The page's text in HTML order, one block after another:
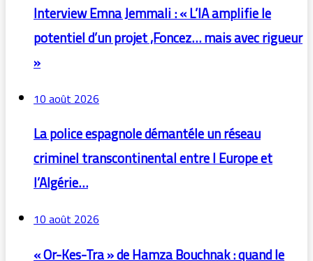
Interview Emna Jemmali : « L’IA amplifie le
potentiel d’un projet ,Foncez… mais avec rigueur
»
10 août 2026
La police espagnole démantéle un réseau
criminel transcontinental entre l Europe et
l’Algérie…
10 août 2026
« Or-Kes-Tra » de Hamza Bouchnak : quand le